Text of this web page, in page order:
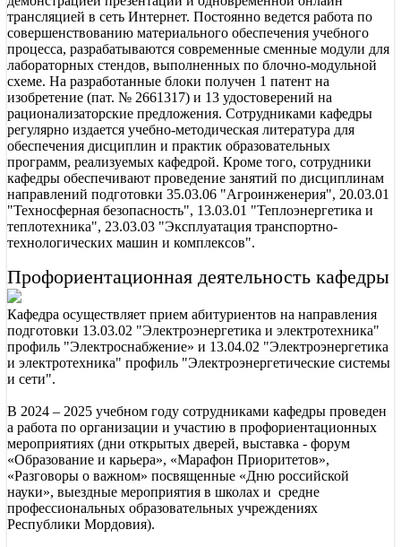
трансляцией в сеть Интернет. Постоянно ведется работа по
совершенствованию материального обеспечения учебного
процесса, разрабатываются современные сменные модули для
лабораторных стендов, выполненных по блочно-модульной
схеме. На разработанные блоки получен 1 патент на
изобретение (пат. № 2661317) и 13 удостоверений на
рационализаторские предложения. Сотрудниками кафедры
регулярно издается учебно-методическая литература для
обеспечения дисциплин и практик образовательных
программ, реализуемых кафедрой. Кроме того, сотрудники
кафедры обеспечивают проведение занятий по дисциплинам
направлений подготовки 35.03.06 "Агроинженерия", 20.03.01
"Техносферная безопасность", 13.03.01 "Теплоэнергетика и
теплотехника", 23.03.03 "Эксплуатация транспортно-
технологических машин и комплексов".
Профориентационная деятельность кафедры
Кафедра осуществляет прием абитуриентов на направления
подготовки 13.03.02 "Электроэнергетика и электротехника"
профиль "Электроснабжение» и 13.04.02 "Электроэнергетика
и электротехника" профиль "Электроэнергетические системы
и сети".
В 2024 – 2025 учебном году сотрудниками кафедры проведен
а работа по организации и участию в профориентационных
мероприятиях (дни открытых дверей, выставка - форум
«Образование и карьера», «Марафон Приоритетов»,
«Разговоры о важном» посвященные «Дню российской
науки», выездные мероприятия в школах и средне
профессиональных образовательных учреждениях
Республики Мордовия).